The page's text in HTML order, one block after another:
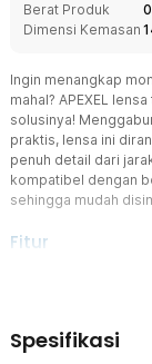
Berat Produk
Dimensi Kemasan
Ingin menangkap
mahal? APEXEL
solusinya!
praktis, lensa ini
penuh detail dari
kompatibel dengan
sehingga mudah
Fitur
gambar close-up.
Spesifikasi